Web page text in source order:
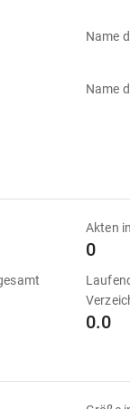
Name
Name
Akten
0
0.0